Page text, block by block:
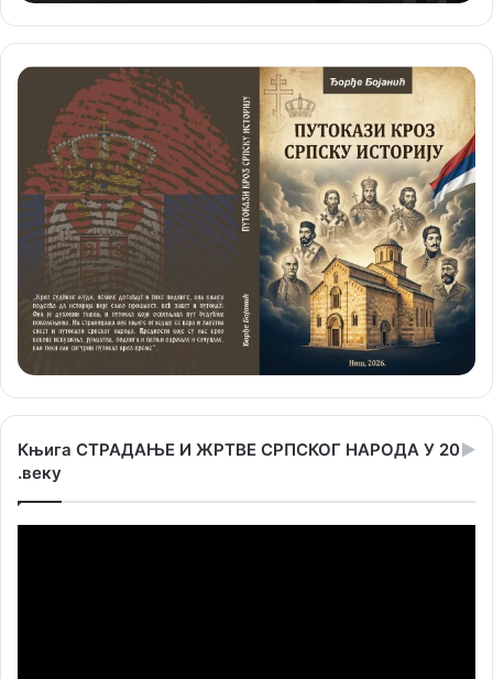
Књига СТРАДАЊЕ И ЖРТВЕ СРПСКОГ НАРОДА У 20
.веку